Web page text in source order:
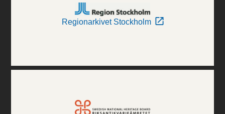
Regionarkivet Stockholm